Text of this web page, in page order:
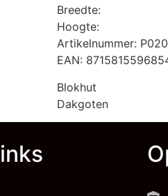
Breedte:
Hoogte:
Artikelnummer:
EAN:
Blokhut
Dakgoten